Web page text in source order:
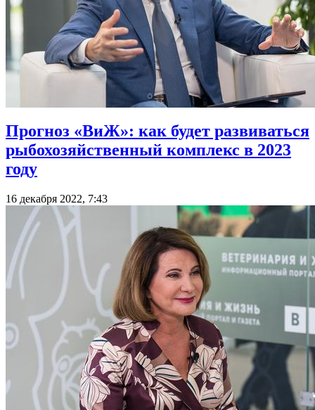
Прогноз «ВиЖ»: как будет развиваться
рыбохозяйственный комплекс в 2023
году
16 декабря 2022, 7:43